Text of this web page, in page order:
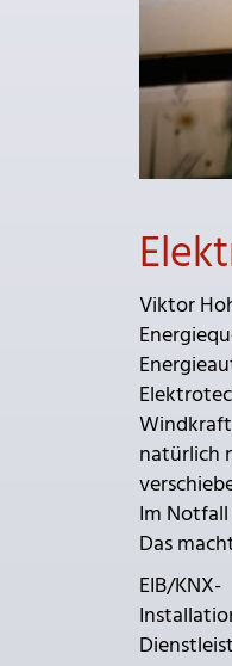
Viktor
natürlich
Im
Das
EIB/KNX-